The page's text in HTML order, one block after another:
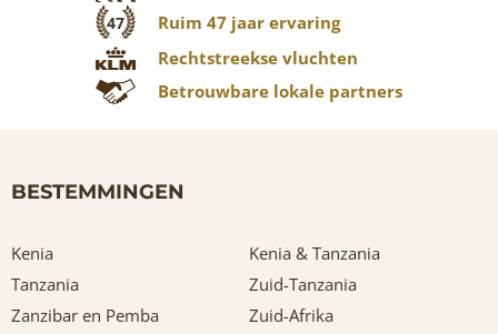
47
Ruim 47 jaar ervaring
Rechtstreekse vluchten
Betrouwbare lokale partners
BESTEMMINGEN
Kenia
Kenia & Tanzania
Tanzania
Zuid-Tanzania
Zanzibar en Pemba
Zuid-Afrika